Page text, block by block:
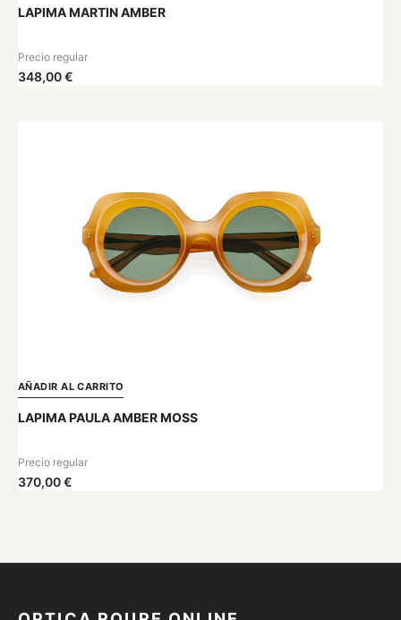
LAPIMA MARTIN AMBER
Precio regular
348,00 €
AÑADIR AL CARRITO
LAPIMA PAULA AMBER MOSS
Precio regular
370,00 €